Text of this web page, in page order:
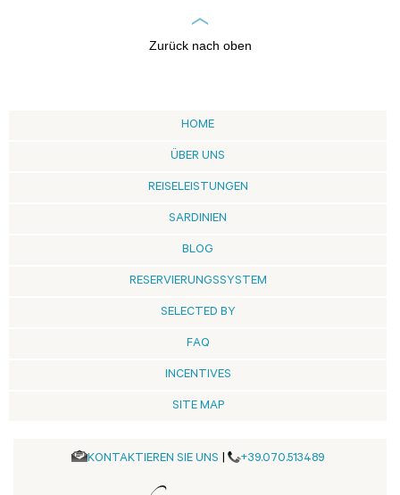
Zurück nach oben
HOME
ÜBER UNS
REISELEISTUNGEN
SARDINIEN
BLOG
RESERVIERUNGSSYSTEM
SELECTED BY
FAQ
INCENTIVES
SITE MAP
KONTAKTIEREN SIE UNS | +39.070.513489